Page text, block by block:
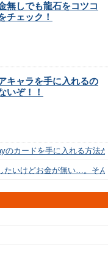
無しでも龍石をコツコ
チェック！
キャラを手に入れるの
いぞ！！
のカードを手に入れる方法
たいけどお金が無い…。そ